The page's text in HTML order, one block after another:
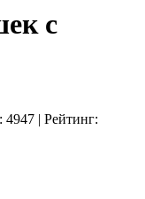
с
4947 | Рейтинг: